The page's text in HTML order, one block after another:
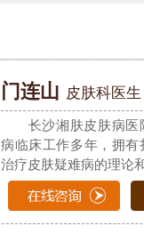
门连山 皮肤科医生
长沙湘肤皮肤病
病临床工作多年，拥有
治疗皮肤疑难病的理论